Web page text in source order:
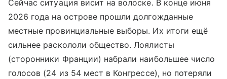
Сейчас ситуация висит на волоске. В конце июня
2026 года на острове прошли долгожданные
местные провинциальные выборы. Их итоги ещё
сильнее раскололи общество. Лоялисты
(сторонники Франции) набрали наибольшее число
голосов (24 из 54 мест в Конгрессе), но потеряли